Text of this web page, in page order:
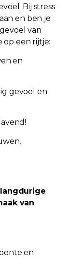
Bij stress
en ben je
van
op een rijtje:
en
gevoel en
van
en